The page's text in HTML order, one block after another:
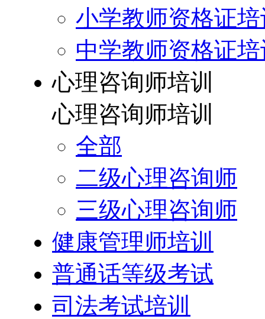
小学教师资格证
中学教师资格证
心理咨询师培训
心理咨询师培训
全部
二级心理咨询师
三级心理咨询师
健康管理师培训
普通话等级考试
司法考试培训